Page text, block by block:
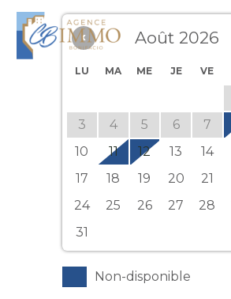
‹ Août 2026
LU MA ME JE VE
3
4 5 6 7
10
11 12 13 14
17
18 19 20 21
24
25 26 27 28
31
Non-disponible